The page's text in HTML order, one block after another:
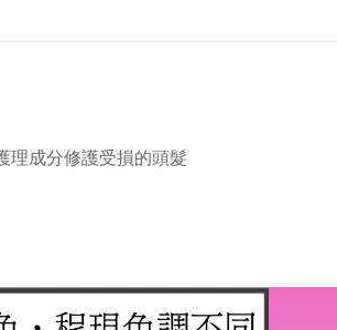
成分修護受損的頭髮